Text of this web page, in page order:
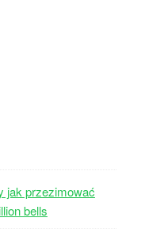
jak przezimować
bells